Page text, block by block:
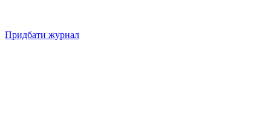
Придбати журнал